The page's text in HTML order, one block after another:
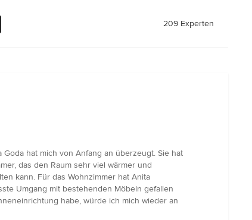
209 Experten
hat mich von Anfang an überzeugt. Sie hat
das den Raum sehr viel wärmer und
kann. Für das Wohnzimmer hat Anita
Umgang mit bestehenden Möbeln gefallen
habe, würde ich mich wieder an